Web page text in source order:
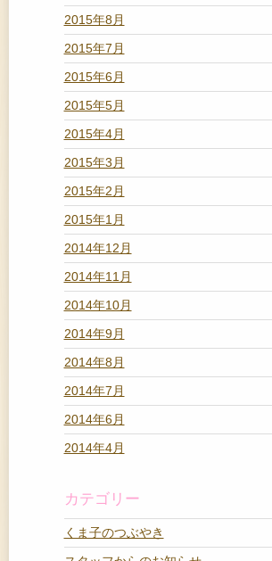
2015年8月
2015年7月
2015年6月
2015年5月
2015年4月
2015年3月
2015年2月
2015年1月
2014年12月
2014年11月
2014年10月
2014年9月
2014年8月
2014年7月
2014年6月
2014年4月
カテゴリー
くま子のつぶやき